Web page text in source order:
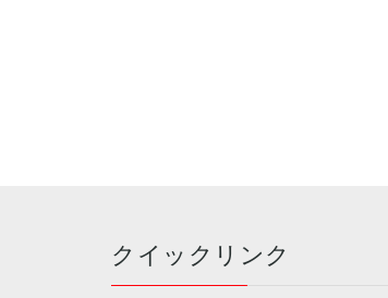
クイックリンク